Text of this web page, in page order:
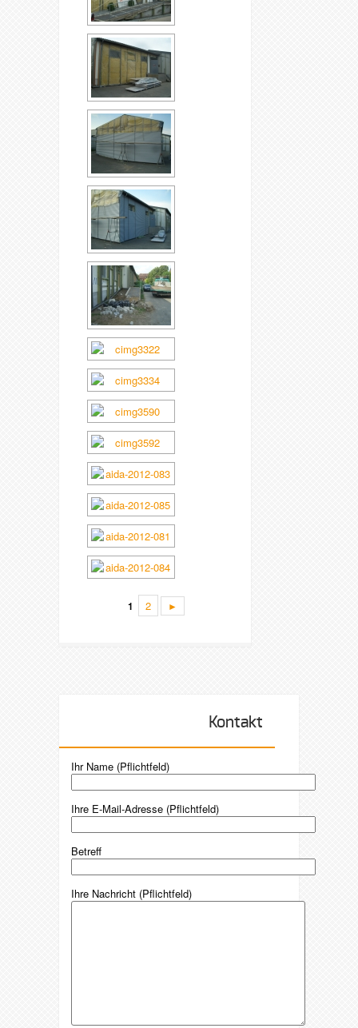
1 2 ►
Kontakt
Ihr Name (Pflichtfeld)
Ihre E-Mail-Adresse (Pflichtfeld)
Betreff
Ihre Nachricht (Pflichtfeld)